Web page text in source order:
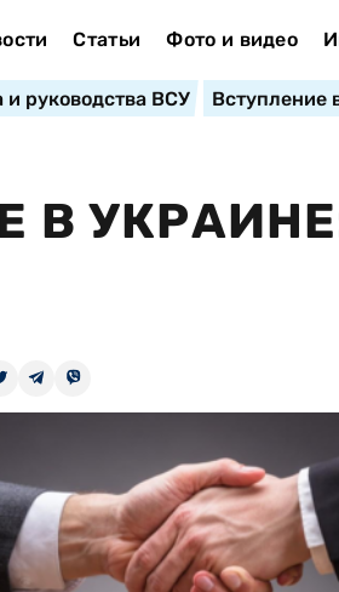
Статьи Фото и видео
и руководства ВСУ Вступление
УКРАИНЕ: